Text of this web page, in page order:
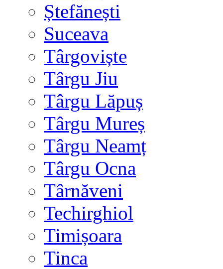
Ștefănești
Suceava
Târgoviște
Târgu Jiu
Târgu Lăpuș
Târgu Mureș
Târgu Neamț
Târgu Ocna
Târnăveni
Techirghiol
Timișoara
Tinca